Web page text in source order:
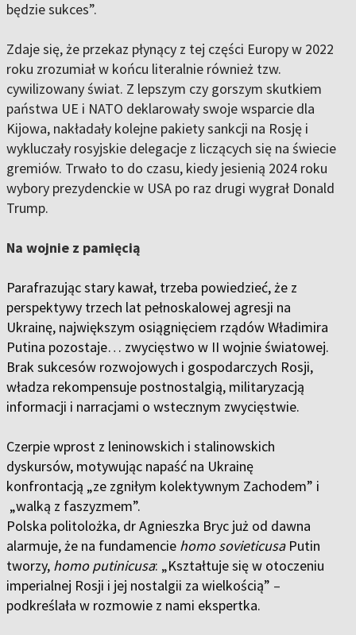
będzie sukces”.
Zdaje się, że przekaz płynący z tej części Europy w 2022
roku zrozumiał w końcu literalnie również tzw.
cywilizowany świat. Z lepszym czy gorszym skutkiem
państwa UE i NATO deklarowały swoje wsparcie dla
Kijowa, nakładały kolejne pakiety sankcji na Rosję i
wykluczały rosyjskie delegacje z liczących się na świecie
gremiów. Trwało to do czasu, kiedy jesienią 2024 roku
wybory prezydenckie w USA po raz drugi wygrał Donald
Trump.
Na wojnie z pamięcią
Parafrazując stary kawał, trzeba powiedzieć, że z
perspektywy trzech lat pełnoskalowej agresji na
Ukrainę, największym osiągnięciem rządów Władimira
Putina pozostaje… zwycięstwo w II wojnie światowej.
Brak sukcesów rozwojowych i gospodarczych Rosji,
władza rekompensuje postnostalgią, militaryzacją
informacji i narracjami o wstecznym zwycięstwie.
Czerpie wprost z leninowskich i stalinowskich
dyskursów, motywując napaść na Ukrainę
konfrontacją „ze zgniłym kolektywnym Zachodem” i
„walką z faszyzmem”.
Polska politolożka, dr Agnieszka Bryc już od dawna
alarmuje, że na fundamencie homo sovieticusaPutin
tworzy, homo putinicusa: „Kształtuje się w otoczeniu
imperialnej Rosji i jej nostalgii za wielkością” –
podkreślała w rozmowie z nami ekspertka.